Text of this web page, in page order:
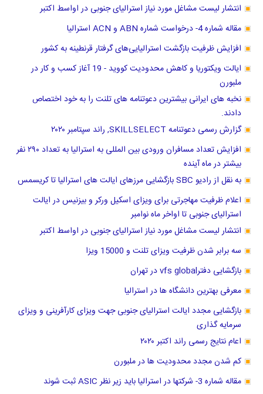
انتشار لیست مشاغل مورد نیاز استرالیای جنوبی در اواسط اکتبر
مقاله شماره 4- درخواست شماره ABN و ACN استرالیا
افزایش ظرفیت بازگشت استرالیایی‌های گرفتار قرنطینه به کشور
ایالت ویکتوریا و کاهش محدودیت کووید - 19 آغاز کسب و کار در
ملبورن
نخبه های ایرانی بیشترین دعوتنامه های تلنت را به خود اختصاص
دادند.
گزارش رسمی دعوتنامه SKILLSELECT, راند سپتامبر ۲۰۲۰
افزایش تعداد مسافران ورودی بین المللی به استرالیا به تعداد ۲۹۰ نفر
بیشتر در ماه آینده
به نقل از رادیو SBC بازگشایی مرزهای ایالت های استرالیا تا کریسمس
اعلام ظرفیت مهاجرتی برای ویزای اسکیل ورکر و بیزنیس در ایالت
استرالیای جنوبی تا اواخر ماه نوامبر
انتشار لیست مشاغل مورد نیاز استرالیای جنوبی در اواسط اکتبر
سه برابر شدن ظرفیت ویزای تلنت و 15000 ویزا
بازگشایی دفترvfs global در تهران
معرفی بهترین دانشگاه ها در استرالیا
بازگشایی مجدد ایالت استرالیای جنوبی جهت ویزای کارآفرینی و ویزای
سرمایه گذاری
اعام نتایج رسمی راند اکتبر ۲۰۲۰
کم شدن مجدد محدودیت ها در ملبورن
مقاله شماره 3- شرکتها در استرالیا باید زیر نظر ASIC ثبت شوند